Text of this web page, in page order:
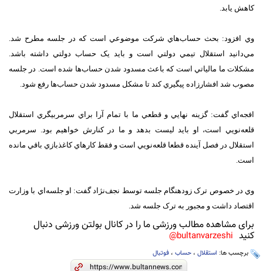
کاهش يابد.
وي افزود: بحث حساب‌هاي شرکت موضوعي است که در جلسه مطرح شد.
مي‌دانيد استقلال تيمي دولتي است و بايد يک حساب دولتي داشته باشد.
مشکلات ما مالياتي است که باعث مسدود شدن حساب‌ها شده است. در جلسه
مصوب شد افشارزاده پيگيري کند تا مشکل مسدود شدن حساب‌ها رفع شود.
افجه‌اي گفت: گزينه نهايي و قطعي ما با تمام آرا براي سرمربيگري استقلال
قلعه‌نويي است، او بايد ليست بدهد و ما در کنارش خواهيم بود. سرمربي
استقلال در فصل آينده قطعا قلعه‌نويي است و فقط کارهاي کاغذبازي باقي مانده
است.
وي در خصوص ترک زودهنگام جلسه توسط نجف‌نژاد گفت: او جلسه‌اي با وزارت
اقتصاد داشت و مجبور به ترک جلسه شد.
برای مشاهده مطالب ورزشی ما را در کانال بولتن ورزشی دنبال
کنید bultanvarzeshi@
برچسب ها: استقلال ، حساب ، فوتبال